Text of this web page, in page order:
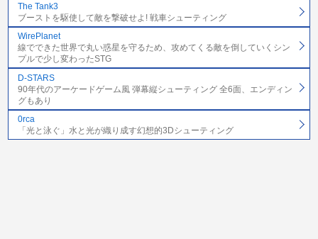
The Tank3
ブーストを駆使して敵を撃破せよ! 戦車シューティング
WirePlanet
線でできた世界で丸い惑星を守るため、攻めてくる敵を倒していくシン
プルで少し変わったSTG
D-STARS
90年代のアーケードゲーム風 弾幕縦シューティング 全6面、エンディン
グもあり
0rca
「光と泳ぐ」水と光が織り成す幻想的3Dシューティング